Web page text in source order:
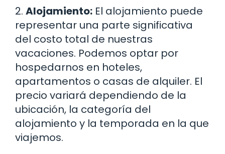
2. Alojamiento: El alojamiento puede
representar una parte significativa
del costo total de nuestras
vacaciones. Podemos optar por
hospedarnos en hoteles,
apartamentos o casas de alquiler. El
precio variará dependiendo de la
ubicación, la categoría del
alojamiento y la temporada en la que
viajemos.